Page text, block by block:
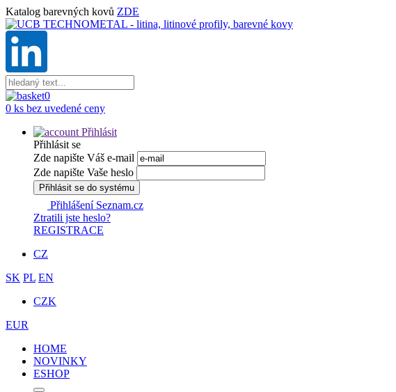
Katalog barevných kovů ZDE
0
0 ks bez uvedené ceny
Přihlásit
Přihlásit se
Zde napište Váš e-mail
Zde napište Vaše heslo
Přihlásit se do systému
Přihlášení Seznam.cz
Ztratili jste heslo?
REGISTRACE
CZ
SK PL EN
CZK
EUR
HOME
NOVINKY
ESHOP